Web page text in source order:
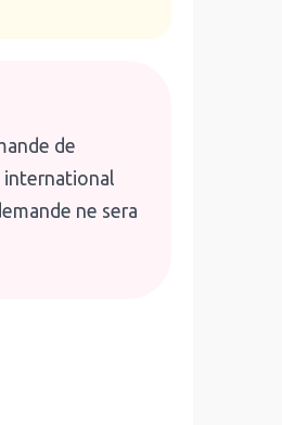
de
international
ne sera